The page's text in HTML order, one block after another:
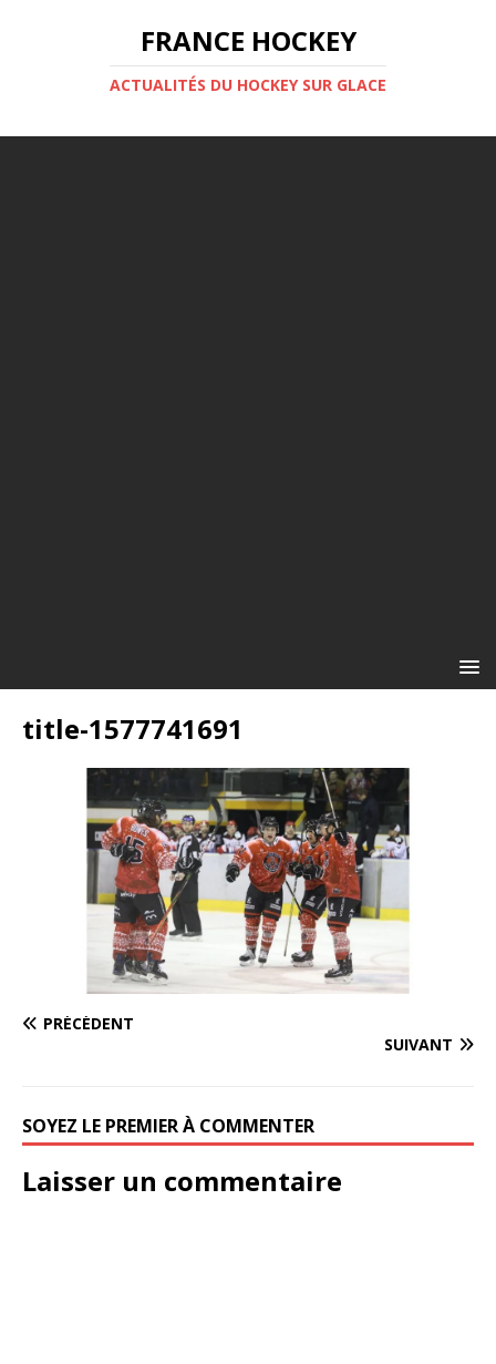
FRANCE HOCKEY
ACTUALITÉS DU HOCKEY SUR GLACE
title-1577741691
PRÉCÉDENT
SUIVANT
SOYEZ LE PREMIER À COMMENTER
Laisser un commentaire